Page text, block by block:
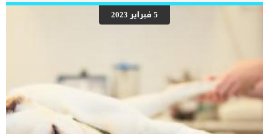
المناسبة التي يجب تقديمها للقطط في وجبات محددة, حيث أن الأنواع
المعروفة من الطعام الجاف توضح بالتفصيل كيفية تقديم الوجبات للقطط
مربي القطط […]
5 فبراير 2023